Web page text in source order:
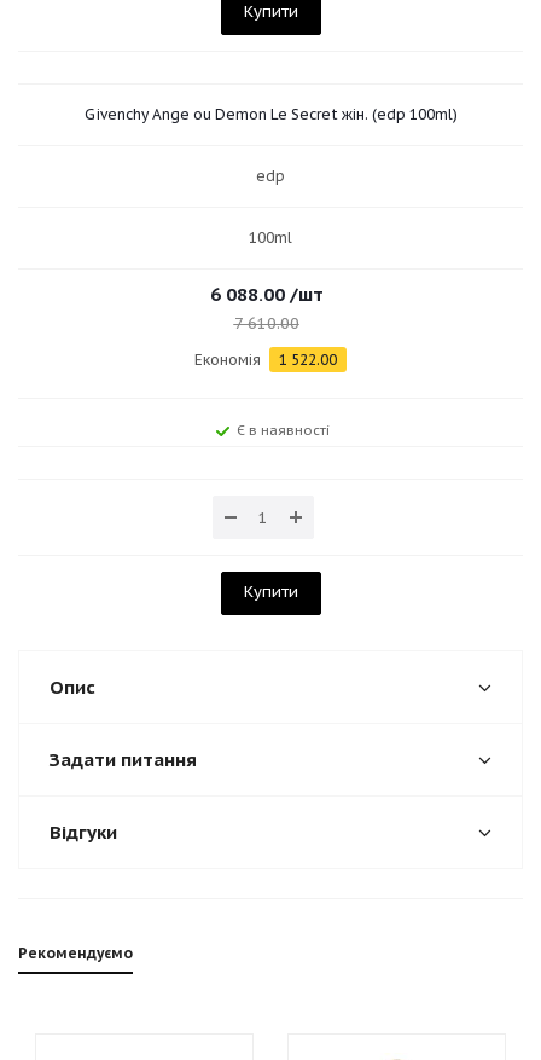
Купити
Givenchy Ange ou Demon Le Secret жін. (edp 100ml)
edp
100ml
6 088.00 /шт
7 610.00
Економія 1 522.00
Є в наявності
Купити
Опис
Задати питання
Відгуки
Рекомендуємо